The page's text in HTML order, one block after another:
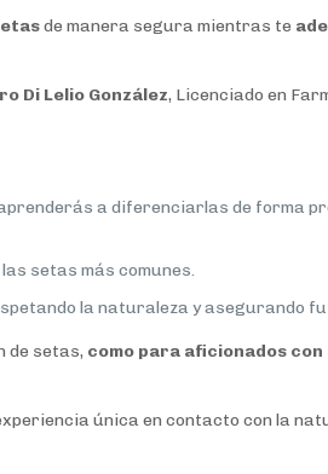
de manera segura mientras te
Di Lelio González, Licenciado en
a diferenciarlas de forma
setas más comunes.
la naturaleza y asegurando
de setas, como para aficionados
única en contacto con la